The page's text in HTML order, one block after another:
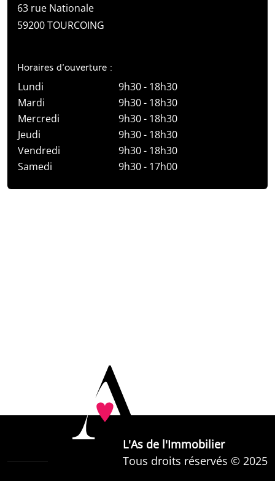
63 rue Nationale
59200 TOURCOING
Horaires d’ouverture :
Lundi
9h30 - 18h30
Mardi
9h30 - 18h30
Mercredi
9h30 - 18h30
Jeudi
9h30 - 18h30
Vendredi
9h30 - 18h30
Samedi
9h30 - 17h00
L'As de l'Immobilier
Tous droits réservés © 2025